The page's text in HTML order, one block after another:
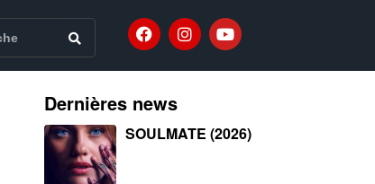
Dernières news
SOULMATE (2026)